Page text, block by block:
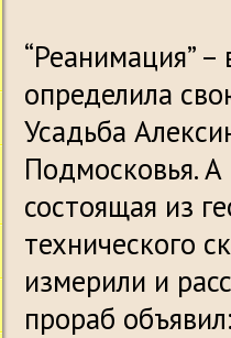
“Реанимация”
определила
Усадьба
Подмосковья.
состоящая из
технического
измерили и
прораб